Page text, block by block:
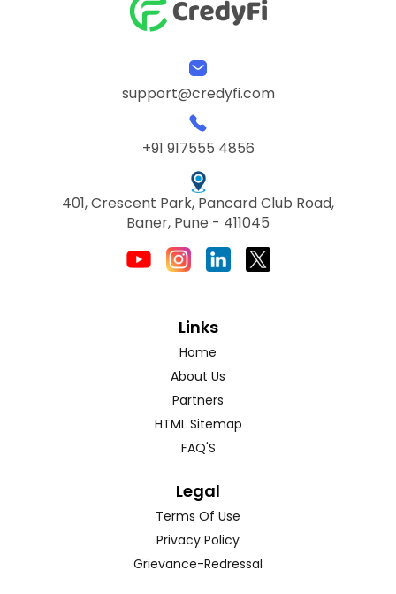
support@credyfi.com
+91 917555 4856
401, Crescent Park, Pancard Club Road,
Baner, Pune - 411045
Links
Home
About Us
Partners
HTML Sitemap
FAQ'S
Legal
Terms Of Use
Privacy Policy
Grievance-Redressal